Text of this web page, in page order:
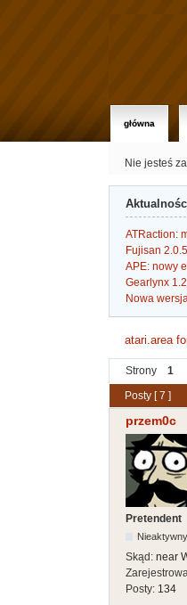
główna
Nie jesteś
ATRaction:
Fujisan
APE: nowy
Gearlynx
Nowa
atari.area
Strony 1
Posty [ 7 ]
przem0c
Pretendent
Nieaktywny
Skąd: near
Posty: 134